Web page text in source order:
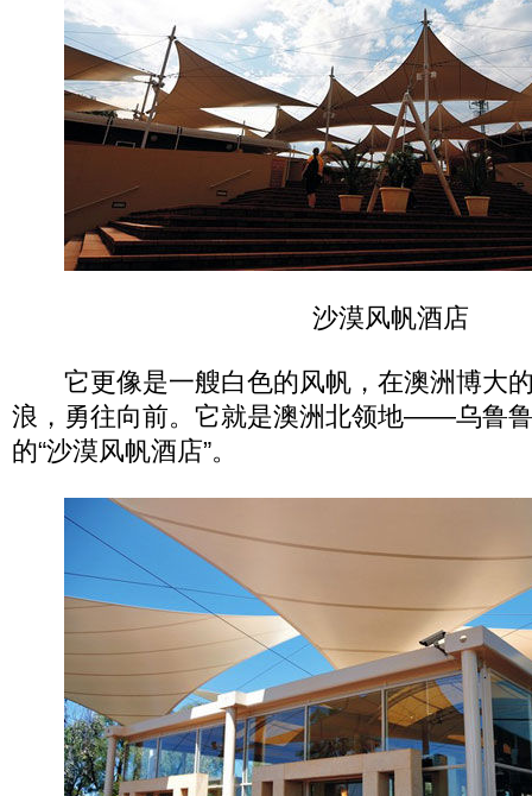
沙漠风帆酒店
它更像是一艘白色的风帆，在澳洲博大
浪，勇往向前。它就是澳洲北领地——乌鲁
的“沙漠风帆酒店”。